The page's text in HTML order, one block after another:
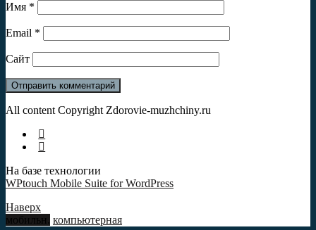
Имя *
Email *
Сайт
All content Copyright Zdorovie-muzhchiny.ru
На базе технологии
WPtouch Mobile Suite for WordPress
Наверх
мобильн. компьютерная